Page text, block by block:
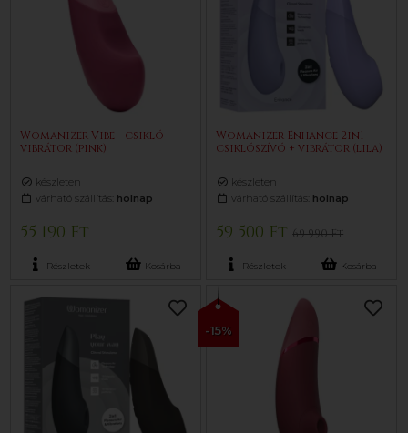
Womanizer Vibe - csikló
vibrátor (pink)
készleten
várható szállítás: holnap
55 190 Ft
Részletek Kosárba
Womanizer Enhance 2in1
csiklószívó + vibrátor (lila)
készleten
várható szállítás: holnap
59 500 Ft69 990 Ft
Részletek Kosárba
-15%